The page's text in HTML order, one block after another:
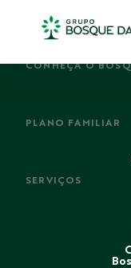
CONHEÇA O
PLANO FAMILIAR
SERVIÇOS